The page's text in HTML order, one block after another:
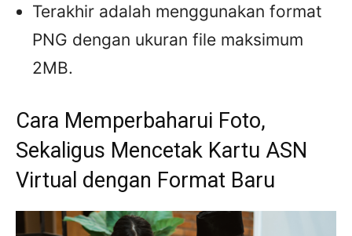
Terakhir adalah menggunakan format
PNG dengan ukuran file maksimum
2MB.
Cara Memperbaharui Foto,
Sekaligus Mencetak Kartu ASN
Virtual dengan Format Baru